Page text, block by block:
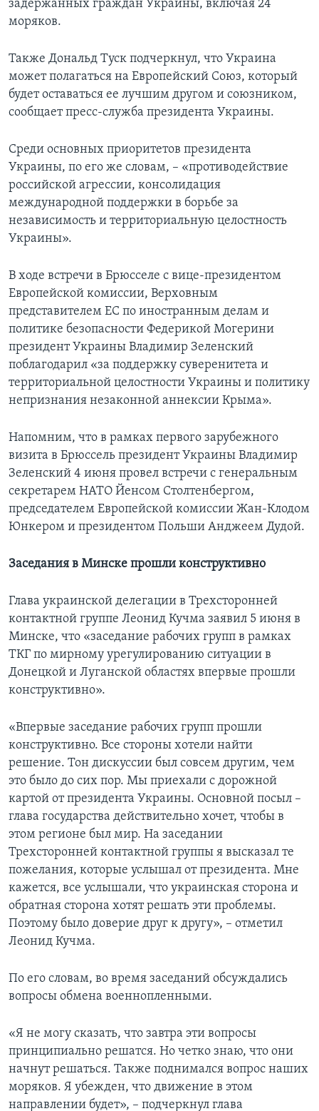
задержанных граждан Украины, включая 24
моряков.
Также Дональд Туск подчеркнул, что Украина
может полагаться на Европейский Союз, который
будет оставаться ее лучшим другом и союзником,
сообщает пресс-служба президента Украины.
Среди основных приоритетов президента
Украины, по его же словам, – «противодействие
российской агрессии, консолидация
международной поддержки в борьбе за
независимость и территориальную целостность
Украины».
В ходе встречи в Брюсселе с вице-президентом
Европейской комиссии, Верховным
представителем ЕС по иностранным делам и
политике безопасности Федерикой Могерини
президент Украины Владимир Зеленский
поблагодарил «за поддержку суверенитета и
территориальной целостности Украины и политику
непризнания незаконной аннексии Крыма».
Напомним, что в рамках первого зарубежного
визита в Брюссель президент Украины Владимир
Зеленский 4 июня провел встречи с генеральным
секретарем НАТО Йенсом Столтенбергом,
председателем Европейской комиссии Жан-Клодом
Юнкером и президентом Польши Анджеем Дудой.
Заседания в Минске прошли конструктивно
Глава украинской делегации в Трехсторонней
контактной группе Леонид Кучма заявил 5 июня в
Минске, что «заседание рабочих групп в рамках
ТКГ по мирному урегулированию ситуации в
Донецкой и Луганской областях впервые прошли
конструктивно».
«Впервые заседание рабочих групп прошли
конструктивно. Все стороны хотели найти
решение. Тон дискуссии был совсем другим, чем
это было до сих пор. Мы приехали с дорожной
картой от президента Украины. Основной посыл –
глава государства действительно хочет, чтобы в
этом регионе был мир. На заседании
Трехсторонней контактной группы я высказал те
пожелания, которые услышал от президента. Мне
кажется, все услышали, что украинская сторона и
обратная сторона хотят решать эти проблемы.
Поэтому было доверие друг к другу», – отметил
Леонид Кучма.
По его словам, во время заседаний обсуждались
вопросы обмена военнопленными.
«Я не могу сказать, что завтра эти вопросы
принципиально решатся. Но четко знаю, что они
начнут решаться. Также поднимался вопрос наших
моряков. Я убежден, что движение в этом
направлении будет», – подчеркнул глава